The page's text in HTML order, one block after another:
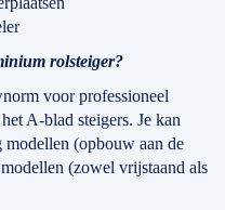
rolsteiger?
voor professioneel
A-blad steigers. Je kan
(opbouw aan de
(zowel vrijstaand als